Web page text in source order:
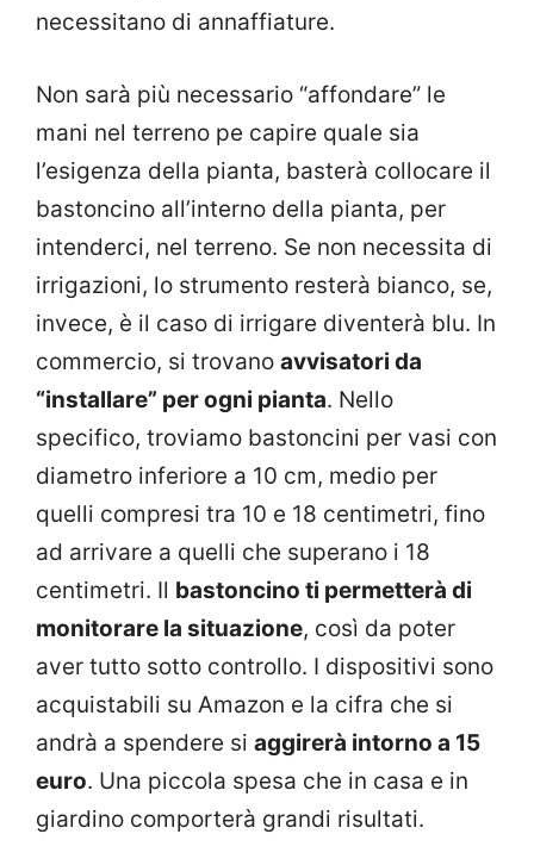
necessitano di annaffiature.
Non sarà più necessario “affondare” le
mani nel terreno pe capire quale sia
l’esigenza della pianta, basterà collocare il
bastoncino all’interno della pianta, per
intenderci, nel terreno. Se non necessita di
irrigazioni, lo strumento resterà bianco, se,
invece, è il caso di irrigare diventerà blu. In
commercio, si trovano avvisatori da
“installare” per ogni pianta. Nello
specifico, troviamo bastoncini per vasi con
diametro inferiore a 10 cm, medio per
quelli compresi tra 10 e 18 centimetri, fino
ad arrivare a quelli che superano i 18
centimetri. Il bastoncino ti permetterà di
monitorare la situazione, così da poter
aver tutto sotto controllo. I dispositivi sono
acquistabili su Amazon e la cifra che si
andrà a spendere si aggirerà intorno a 15
euro. Una piccola spesa che in casa e in
giardino comporterà grandi risultati.